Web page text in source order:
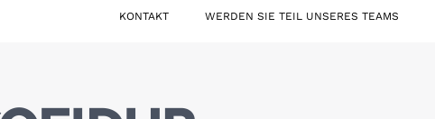
KONTAKT WERDEN SIE TEIL UNSERES TEAMS